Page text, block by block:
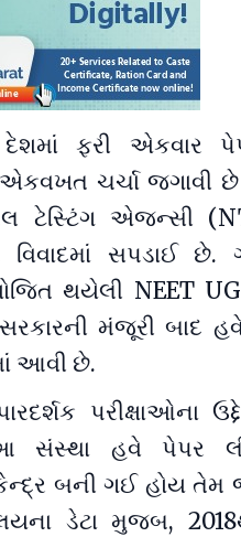
દેશમાં ફરી એકવાર
એકવખત ચર્ચા
ટેસ્ટિંગ એજન્સી
વિવાદમાં સપડાઈ
થયેલી NEET UG
સરકારની મંજૂરી બાદ હવે
આવી છે.
પરીક્ષાઓના
સંસ્થા હવે પેપર
બની ગઈ હોય તેમ
ડેટા મુજબ,